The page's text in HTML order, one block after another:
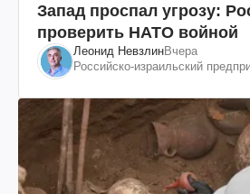
Запад проспал угрозу:
проверить НАТО войной
Леонид НевзлинВчера
Российско-израильский
"ЮКОСа"